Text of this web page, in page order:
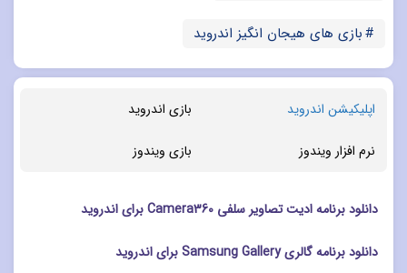
بازی های هیجان انگیز اندروید
اپلیکیشن اندروید بازی اندروید
نرم افزار ویندوز بازی ویندوز
دانلود برنامه ادیت تصاویر سلفی Camera360 برای اندروید
دانلود برنامه گالری Samsung Gallery برای اندروید